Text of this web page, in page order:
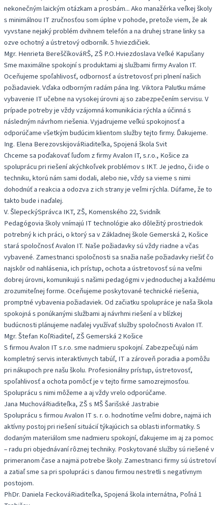
nekonečným laickým otázkam a prosbám... Ako manažérka veľkej školy
s minimálnou IT zručnosťou som úplne v pohode, pretože viem, že ak
vyvstane nejaký problém dvihnem telefón a na druhej strane linky sa
ozve ochotný a ústretový odborník. 5 hviezdičiek.
Mgr. Henrieta BereščíkováRŠ, ZŠ P.O.Hviezdoslava Veľké Kapušany
Sme maximálne spokojní s produktami aj službami firmy Avalon IT.
Oceňujeme spoľahlivosť, odbornosť a ústretovosť pri plnení našich
požiadaviek. Vďaka odborným radám pána Ing. Viktora Palutku máme
vybavenie IT učebne na vysokej úrovni aj so zabezpečením servisu. V
prípade potreby je vždy vzájomná komunikácia rýchla a účinná s
následným návrhom riešenia. Vyjadrujeme veľkú spokojnosť a
odporúčame všetkým budúcim klientom služby tejto firmy. Ďakujeme.
Ing. Elena BerezovskijováRiaditeľka, Spojená škola Svit
Chceme sa poďakovať ľuďom z firmy Avalon IT, s.r.o., Košice za
spoluprácu pri riešení akýchkoľvek problémov s IKT. Je jedno, či ide o
techniku, ktorú nám sami dodali, alebo nie, vždy sa vieme s nimi
dohodnúť a reakcia a odozva z ich strany je veľmi rýchla. Dúfame, že to
takto bude i naďalej.
V. ŠlepeckýSprávca IKT, ZŠ, Komenského 22, Svidník
Pedagógovia školy vnímajú IT technológie ako dôležitý prostriedok
potrebný k ich práci, o ktorý sa v Základnej škole Gemerská 2, Košice
stará spoločnosť Avalon IT. Naše požiadavky sú vždy riadne a včas
vybavené. Zamestnanci spoločnosti sa snažia naše požiadavky riešiť čo
najskôr od nahlásenia, ich prístup, ochota a ústretovosť sú na veľmi
dobrej úrovni, komunikujú s našimi pedagógmi v jednoduchej a každému
zrozumiteľnej forme. Oceňujeme poskytované technické riešenia,
promptné vybavenia požiadaviek. Od začiatku spolupráce je naša škola
spokojná s ponúkanými službami aj návrhmi riešení a v blízkej
budúcnosti plánujeme naďalej využívať služby spoločnosti Avalon IT.
Mgr. Štefan KoľRiaditeľ, ZŠ Gemerská 2 Košice
S firmou Avalon IT s.r.o. sme nadmieru spokojní. Zabezpečujú nám
kompletný servis interaktívnych tabúľ, IT a zároveň poradia a pomôžu
pri nákupoch pre našu školu. Profesionálny prístup, ústretovosť,
spoľahlivosť a ochota pomôcť je v tejto firme samozrejmosťou.
Spoluprácu s nimi môžeme a aj vždy vrelo odporúčame.
Jana MuchováRiaditeľka, ZŠ s MŠ Šarišské Jastrabie
Spoluprácu s firmou Avalon IT s. r. o. hodnotíme veľmi dobre, najmä ich
aktívny postoj pri riešení situácií týkajúcich sa oblasti informatiky. S
dodaným materiálom sme nadmieru spokojní, ďakujeme im aj za pomoc
– radu pri objednávaní rôznej techniky. Poskytované služby sú riešené v
primeranom čase a najmä potrebe školy. Zamestnanci firmy sú ústretoví
a zatiaľ sme sa pri spolupráci s danou firmou nestretli s negatívnym
postojom.
PhDr. Daniela FeckováRiaditeľka, Spojená škola internátna, Poľná 1